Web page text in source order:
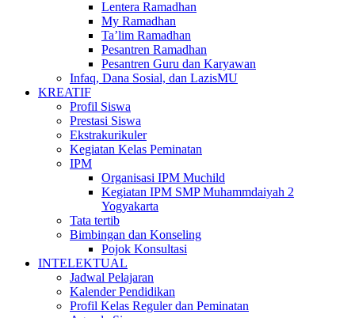
Lentera Ramadhan
My Ramadhan
Ta’lim Ramadhan
Pesantren Ramadhan
Pesantren Guru dan Karyawan
Infaq, Dana Sosial, dan LazisMU
KREATIF
Profil Siswa
Prestasi Siswa
Ekstrakurikuler
Kegiatan Kelas Peminatan
IPM
Organisasi IPM Muchild
Kegiatan IPM SMP Muhammdaiyah 2
Yogyakarta
Tata tertib
Bimbingan dan Konseling
Pojok Konsultasi
INTELEKTUAL
Jadwal Pelajaran
Kalender Pendidikan
Profil Kelas Reguler dan Peminatan